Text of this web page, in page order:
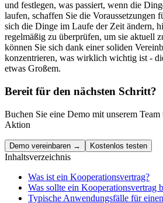
und festlegen, was passiert, wenn die
laufen, schaffen Sie die Voraussetzungen
sich die Dinge im Laufe der Zeit ändern,
regelmäßig zu überprüfen, um sie aktuell
können Sie sich dank einer soliden
konzentrieren, was wirklich wichtig ist -
etwas Großem.
Bereit für den nächsten Schritt?
Buchen Sie eine Demo mit unserem
Aktion
Demo vereinbaren → Kostenlos testen
Inhaltsverzeichnis
Was ist ein Kooperationsvertrag?
Was sollte ein Kooperationsvertrag
Typische Anwendungsfälle für